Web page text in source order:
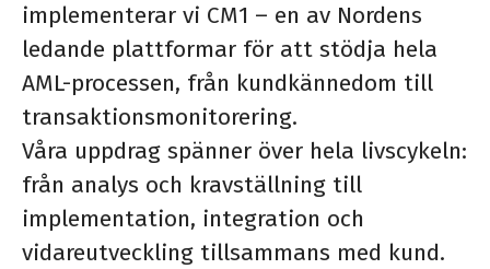
implementerar vi CM1 – en av Nordens
ledande plattformar för att stödja hela
AML-processen, från kundkännedom till
transaktionsmonitorering.
Våra uppdrag spänner över hela livscykeln:
från analys och kravställning till
implementation, integration och
vidareutveckling tillsammans med kund.